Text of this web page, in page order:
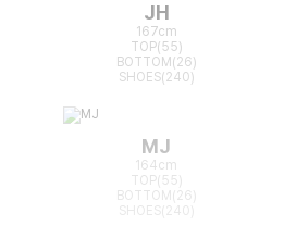
JH
167cm
TOP(55)
BOTTOM(26)
SHOES(240)
MJ
164cm
TOP(55)
BOTTOM(26)